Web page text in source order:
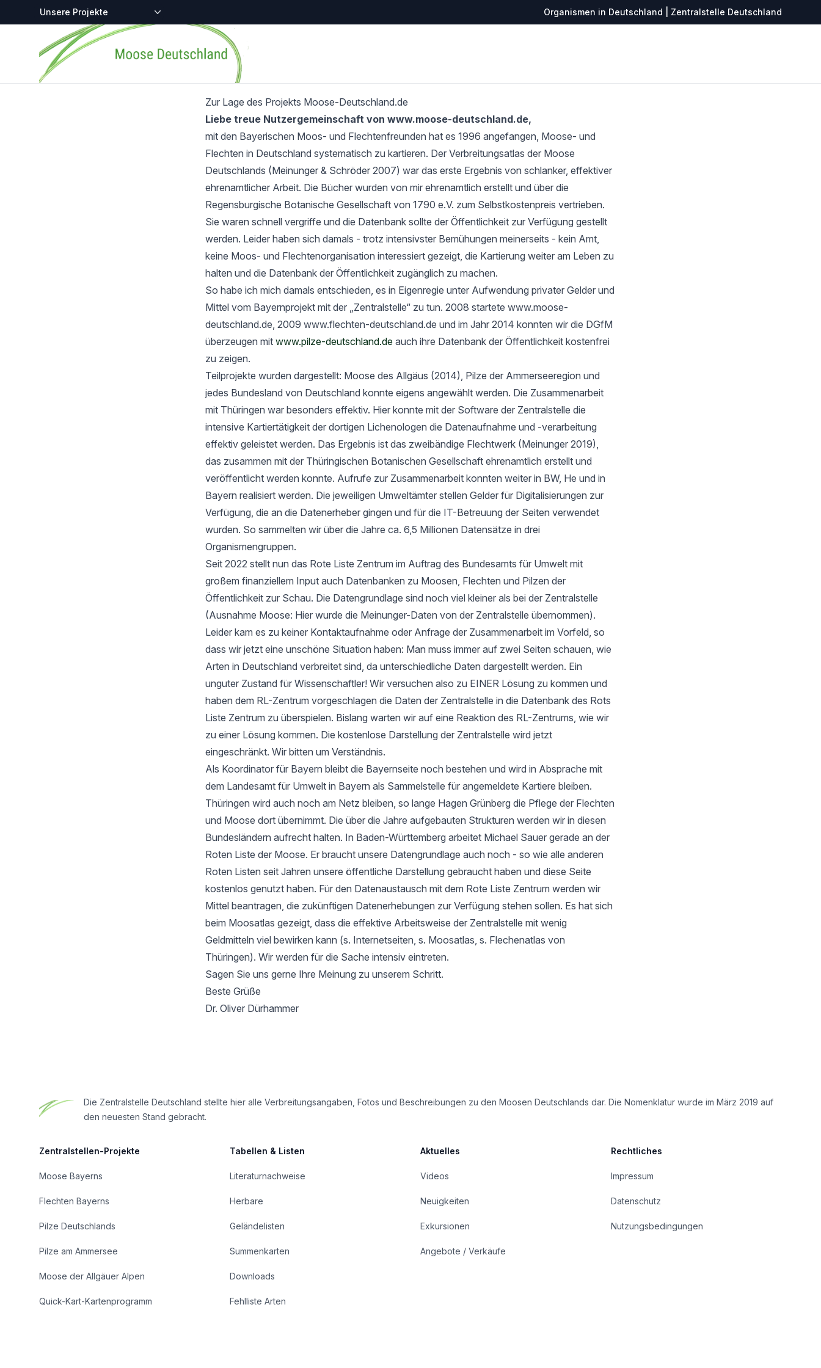
Zentralstellen-Projekte Organismen in Deutschland | Zentralstelle Deutschland
Startseite
Zur Lage des Projekts Moose-Deutschland.de
Liebe treue Nutzergemeinschaft von www.moose-deutschland.de,
mit den Bayerischen Moos- und Flechtenfreunden hat es 1996 angefangen, Moose- und
Flechten in Deutschland systematisch zu kartieren. Der Verbreitungsatlas der Moose
Deutschlands (Meinunger & Schröder 2007) war das erste Ergebnis von schlanker, effektiver
ehrenamtlicher Arbeit. Die Bücher wurden von mir ehrenamtlich erstellt und über die
Regensburgische Botanische Gesellschaft von 1790 e.V. zum Selbstkostenpreis vertrieben.
Sie waren schnell vergriffe und die Datenbank sollte der Öffentlichkeit zur Verfügung gestellt
werden. Leider haben sich damals - trotz intensivster Bemühungen meinerseits - kein Amt,
keine Moos- und Flechtenorganisation interessiert gezeigt, die Kartierung weiter am Leben zu
halten und die Datenbank der Öffentlichkeit zugänglich zu machen.
So habe ich mich damals entschieden, es in Eigenregie unter Aufwendung privater Gelder und
Mittel vom Bayernprojekt mit der „Zentralstelle“ zu tun. 2008 startete www.moose-
deutschland.de, 2009 www.flechten-deutschland.de und im Jahr 2014 konnten wir die DGfM
überzeugen mit www.pilze-deutschland.de auch ihre Datenbank der Öffentlichkeit kostenfrei
zu zeigen.
Teilprojekte wurden dargestellt: Moose des Allgäus (2014), Pilze der Ammerseeregion und
jedes Bundesland von Deutschland konnte eigens angewählt werden. Die Zusammenarbeit
mit Thüringen war besonders effektiv. Hier konnte mit der Software der Zentralstelle die
intensive Kartiertätigkeit der dortigen Lichenologen die Datenaufnahme und -verarbeitung
effektiv geleistet werden. Das Ergebnis ist das zweibändige Flechtwerk (Meinunger 2019),
das zusammen mit der Thüringischen Botanischen Gesellschaft ehrenamtlich erstellt und
veröffentlicht werden konnte. Aufrufe zur Zusammenarbeit konnten weiter in BW, He und in
Bayern realisiert werden. Die jeweiligen Umweltämter stellen Gelder für Digitalisierungen zur
Verfügung, die an die Datenerheber gingen und für die IT-Betreuung der Seiten verwendet
wurden. So sammelten wir über die Jahre ca. 6,5 Millionen Datensätze in drei
Organismengruppen.
Seit 2022 stellt nun das Rote Liste Zentrum im Auftrag des Bundesamts für Umwelt mit
großem finanziellem Input auch Datenbanken zu Moosen, Flechten und Pilzen der
Öffentlichkeit zur Schau. Die Datengrundlage sind noch viel kleiner als bei der Zentralstelle
(Ausnahme Moose: Hier wurde die Meinunger-Daten von der Zentralstelle übernommen).
Leider kam es zu keiner Kontaktaufnahme oder Anfrage der Zusammenarbeit im Vorfeld, so
dass wir jetzt eine unschöne Situation haben: Man muss immer auf zwei Seiten schauen, wie
Arten in Deutschland verbreitet sind, da unterschiedliche Daten dargestellt werden. Ein
unguter Zustand für Wissenschaftler! Wir versuchen also zu EINER Lösung zu kommen und
haben dem RL-Zentrum vorgeschlagen die Daten der Zentralstelle in die Datenbank des Rots
Liste Zentrum zu überspielen. Bislang warten wir auf eine Reaktion des RL-Zentrums, wie wir
zu einer Lösung kommen. Die kostenlose Darstellung der Zentralstelle wird jetzt
eingeschränkt. Wir bitten um Verständnis.
Als Koordinator für Bayern bleibt die Bayernseite noch bestehen und wird in Absprache mit
dem Landesamt für Umwelt in Bayern als Sammelstelle für angemeldete Kartiere bleiben.
Thüringen wird auch noch am Netz bleiben, so lange Hagen Grünberg die Pflege der Flechten
und Moose dort übernimmt. Die über die Jahre aufgebauten Strukturen werden wir in diesen
Bundesländern aufrecht halten. In Baden-Württemberg arbeitet Michael Sauer gerade an der
Roten Liste der Moose. Er braucht unsere Datengrundlage auch noch - so wie alle anderen
Roten Listen seit Jahren unsere öffentliche Darstellung gebraucht haben und diese Seite
kostenlos genutzt haben. Für den Datenaustausch mit dem Rote Liste Zentrum werden wir
Mittel beantragen, die zukünftigen Datenerhebungen zur Verfügung stehen sollen. Es hat sich
beim Moosatlas gezeigt, dass die effektive Arbeitsweise der Zentralstelle mit wenig
Geldmitteln viel bewirken kann (s. Internetseiten, s. Moosatlas, s. Flechenatlas von
Thüringen). Wir werden für die Sache intensiv eintreten.
Sagen Sie uns gerne Ihre Meinung zu unserem Schritt.
Beste Grüße
Dr. Oliver Dürhammer
Die Zentralstelle Deutschland stellte hier alle Verbreitungsangaben, Fotos und Beschreibungen zu den Moosen Deutschlands dar. Die Nomenklatur wurde im März 2019 auf
den neuesten Stand gebracht.
Zentralstellen-Projekte
Moose Bayerns
Flechten Bayerns
Pilze Deutschlands
Pilze am Ammersee
Moose der Allgäuer Alpen
Quick-Kart-Kartenprogramm
Tabellen & Listen
Literaturnachweise
Herbare
Geländelisten
Summenkarten
Downloads
Fehlliste Arten
Aktuelles
Videos
Neuigkeiten
Exkursionen
Angebote / Verkäufe
Rechtliches
Impressum
Datenschutz
Nutzungsbedingungen